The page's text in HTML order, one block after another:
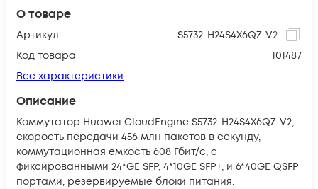
О товаре
Артикул
S5732-H24S4X6QZ-V2
Код товара
101487
Все характеристики
Описание
Коммутатор Huawei CloudEngine S5732-H24S4X6QZ-V2,
скорость передачи 456 млн пакетов в секунду,
коммутационная емкость 608 Гбит/с, с
фиксированными 24*GE SFP, 4*10GE SFP+, и 6*40GE QSFP
портами, резервируемые блоки питания.